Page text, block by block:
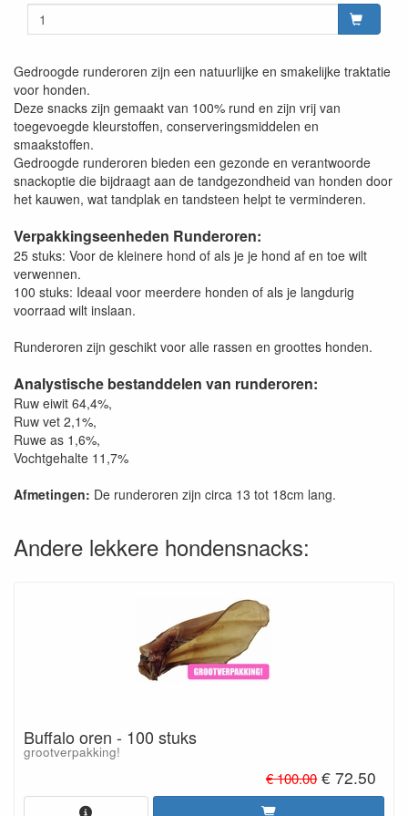
Gedroogde runderoren zijn een natuurlijke en smakelijke traktatie
voor honden.
Deze snacks zijn gemaakt van 100% rund en zijn vrij van
toegevoegde kleurstoffen, conserveringsmiddelen en
smaakstoffen.
Gedroogde runderoren bieden een gezonde en verantwoorde
snackoptie die bijdraagt aan de tandgezondheid van honden door
het kauwen, wat tandplak en tandsteen helpt te verminderen.
Verpakkingseenheden Runderoren:
25 stuks: Voor de kleinere hond of als je je hond af en toe wilt
verwennen.
100 stuks: Ideaal voor meerdere honden of als je langdurig
voorraad wilt inslaan.
Runderoren zijn geschikt voor alle rassen en groottes honden.
Analystische bestanddelen van runderoren:
Ruw eiwit 64,4%,
Ruw vet 2,1%,
Ruwe as 1,6%,
Vochtgehalte 11,7%
Afmetingen: De runderoren zijn circa 13 tot 18cm lang.
Andere lekkere hondensnacks:
Buffalo oren - 100 stuks
grootverpakking!
€ 100.00€ 72.50